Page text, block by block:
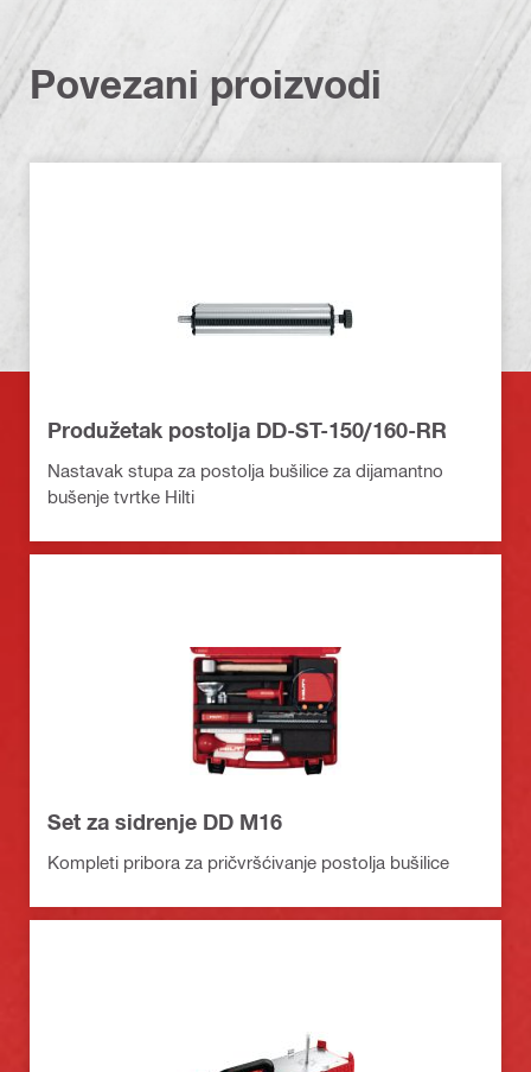
Povezani proizvodi
Produžetak postolja DD-ST-150/160-RR
Nastavak stupa za postolja bušilice za dijamantno
bušenje tvrtke Hilti
Set za sidrenje DD M16
Kompleti pribora za pričvršćivanje postolja bušilice